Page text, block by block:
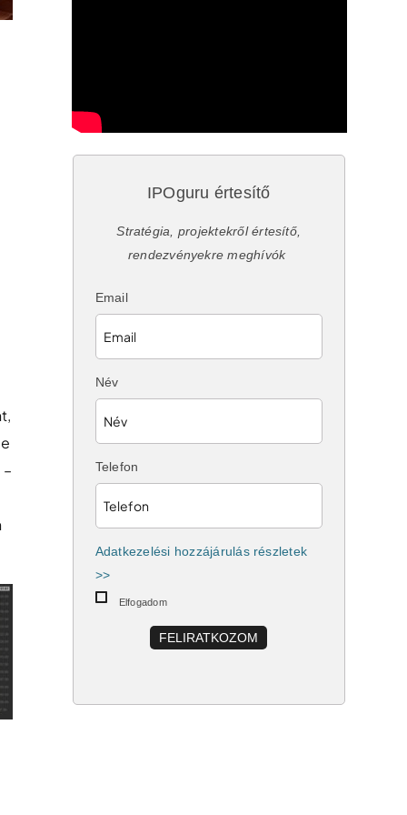
IPOguru értesítő
Stratégia, projektekről értesítő,
rendezvényekre meghívók
Email
Név
Telefon
Adatkezelési hozzájárulás részletek
>>
Elfogadom
FELIRATKOZOM